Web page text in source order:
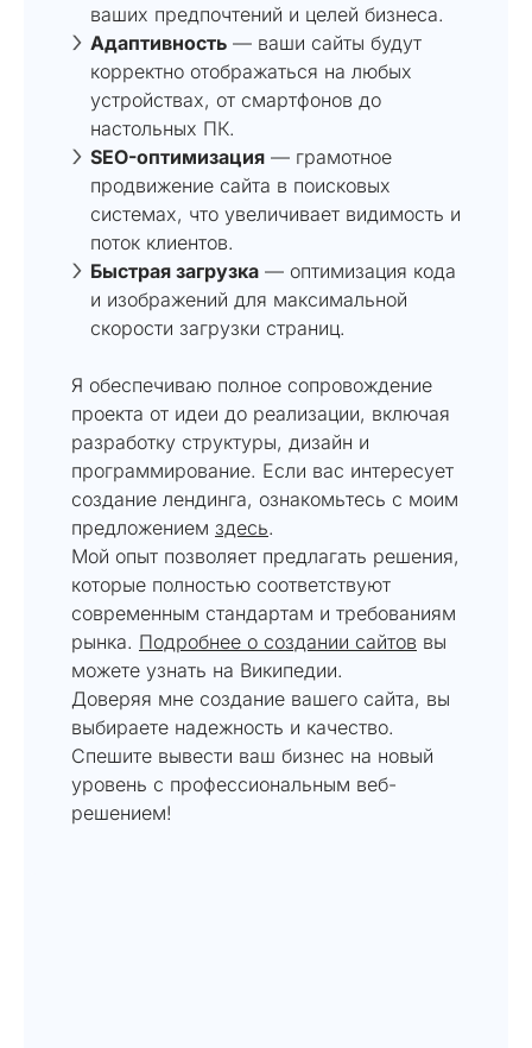
ваших предпочтений и целей бизнеса.
Адаптивность — ваши сайты будут
корректно отображаться на любых
устройствах, от смартфонов до
настольных ПК.
SEO-оптимизация — грамотное
продвижение сайта в поисковых
системах, что увеличивает видимость и
поток клиентов.
Быстрая загрузка — оптимизация кода
и изображений для максимальной
скорости загрузки страниц.
Я обеспечиваю полное сопровождение
проекта от идеи до реализации, включая
разработку структуры, дизайн и
программирование. Если вас интересует
создание лендинга, ознакомьтесь с моим
предложением здесь.
Мой опыт позволяет предлагать решения,
которые полностью соответствуют
современным стандартам и требованиям
рынка. Подробнее о создании сайтов вы
можете узнать на Википедии.
Доверяя мне создание вашего сайта, вы
выбираете надежность и качество.
Спешите вывести ваш бизнес на новый
уровень с профессиональным веб-
решением!